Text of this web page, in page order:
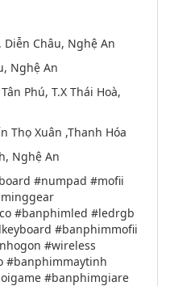
Diễn Châu, Nghệ An
Nghệ An
Phú, T.X Thái Hoà,
Thọ Xuân ,Thanh Hóa
Nghệ An
#numpad #mofii
#banphimled #ledrgb
#banphimmofii
#wireless
#banphimmaytinh
#banphimgiare